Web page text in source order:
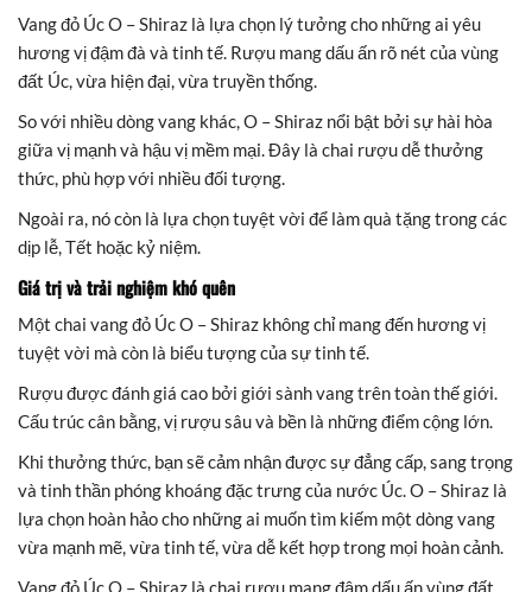
Vang đỏ Úc O – Shiraz là lựa chọn lý tưởng cho những ai yêu
hương vị đậm đà và tinh tế. Rượu mang dấu ấn rõ nét của vùng
đất Úc, vừa hiện đại, vừa truyền thống.
So với nhiều dòng vang khác, O – Shiraz nổi bật bởi sự hài hòa
giữa vị mạnh và hậu vị mềm mại. Đây là chai rượu dễ thưởng
thức, phù hợp với nhiều đối tượng.
Ngoài ra, nó còn là lựa chọn tuyệt vời để làm quà tặng trong các
dịp lễ, Tết hoặc kỷ niệm.
Giá trị và trải nghiệm khó quên
Một chai vang đỏ Úc O – Shiraz không chỉ mang đến hương vị
tuyệt vời mà còn là biểu tượng của sự tinh tế.
Rượu được đánh giá cao bởi giới sành vang trên toàn thế giới.
Cấu trúc cân bằng, vị rượu sâu và bền là những điểm cộng lớn.
Khi thưởng thức, bạn sẽ cảm nhận được sự đẳng cấp, sang trọng
và tinh thần phóng khoáng đặc trưng của nước Úc. O – Shiraz là
lựa chọn hoàn hảo cho những ai muốn tìm kiếm một dòng vang
vừa mạnh mẽ, vừa tinh tế, vừa dễ kết hợp trong mọi hoàn cảnh.
Vang đỏ Úc O – Shiraz là chai rượu mang đậm dấu ấn vùng đất